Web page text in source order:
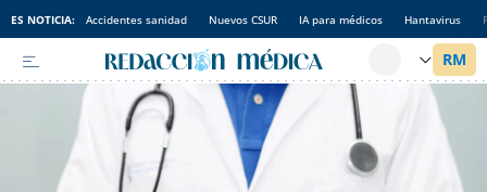
ES NOTICIA: Accidentes sanidad Nuevos CSUR IA para médicos Hantavirus